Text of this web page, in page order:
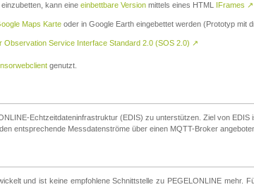
kann eine einbettbare Version mittels eines HTML IFrames ↗
Maps Karte oder in Google Earth eingebettet werden (Prototyp mit
Observation Service Interface Standard 2.0 (SOS 2.0) ↗
genutzt.
Echtzeitdateninfrastruktur (EDIS) zu unterstützen. Ziel von EDIS
entsprechende Messdatenströme über einen MQTT-Broker
und ist keine empfohlene Schnittstelle zu PEGELONLINE mehr.